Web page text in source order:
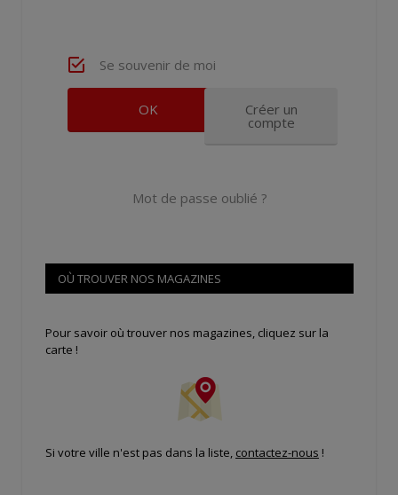
Se souvenir de moi
Créer un
compte
Mot de passe oublié ?
OÙ TROUVER NOS MAGAZINES
Pour savoir où trouver nos magazines, cliquez sur la
carte !
Si votre ville n'est pas dans la liste, contactez-nous !